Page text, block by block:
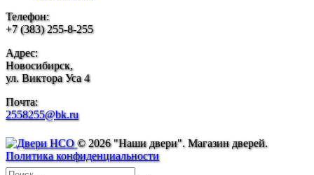
Телефон:
+7 (383) 255-8-255
Адрес:
Новосибирск,
ул. Виктора Уса 4
Почта:
2558255@bk.ru
© 2026 "Наши двери". Магазин дверей.
Политика конфиденциальности